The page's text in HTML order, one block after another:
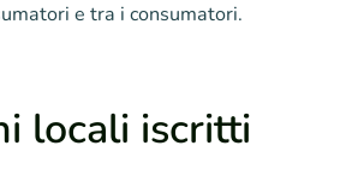
e tra i consumatori.
locali iscritti